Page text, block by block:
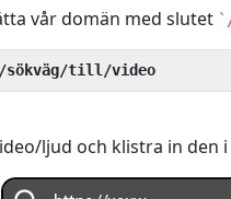
vår domän med slutet
sökväg/till/video
ljud och klistra in den